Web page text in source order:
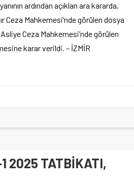
ardından açıklan ara kararda,
Ceza Mahkemesi’nde görülen dosya
Ceza Mahkemesi’nde görülen
karar verildi. – İZMİR
2025 TATBİKATI,